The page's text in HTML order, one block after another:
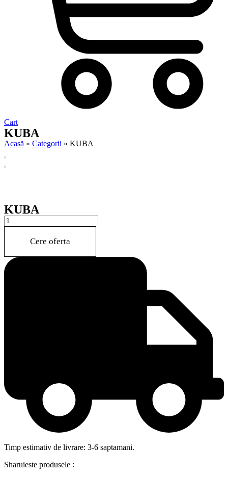
Cart
KUBA
Acasă » Categorii » KUBA
KUBA
KUBA
quantity
Cere oferta
Timp estimativ de livrare: 3-6 saptamani.
Sharuieste produsele :